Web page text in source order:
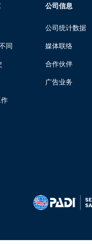
同
公司信息
公司统计数据
媒体联络
合作伙伴
广告业务